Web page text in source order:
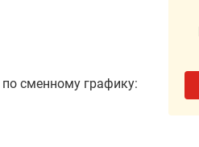
сменному графику: